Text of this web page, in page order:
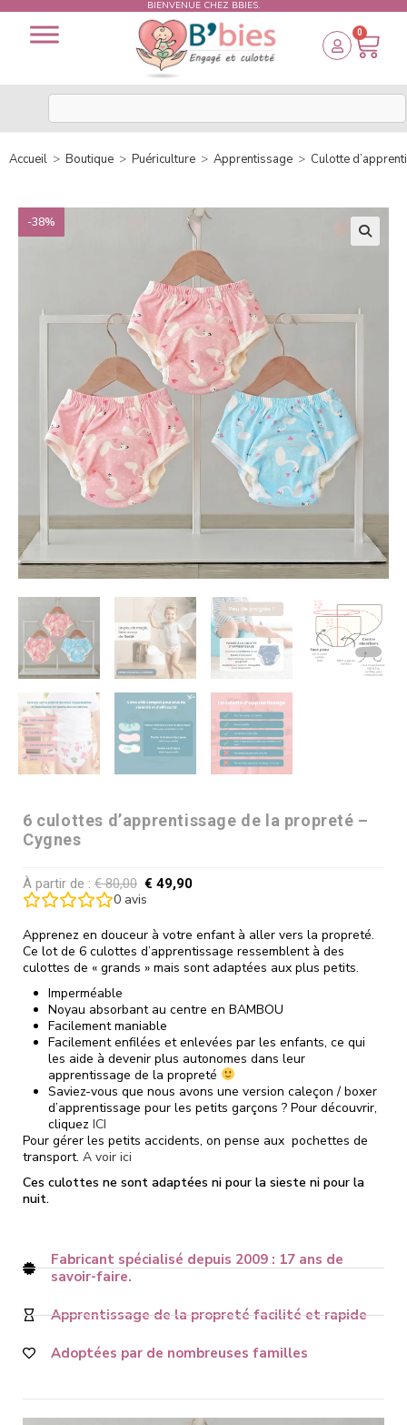
BIENVENUE CHEZ BBIES.
0
Accueil > Boutique > Puériculture > Apprentissage > Culotte
-38%
6 culottes d’apprentissage de la propreté –
Cygnes
À partir de : €80,00 € 49,90
0 avis
Apprenez en douceur à votre enfant à aller vers la propreté.
Ce lot de 6 culottes d’apprentissage ressemblent à des
culottes de « grands » mais sont adaptées aux plus petits.
Imperméable
Noyau absorbant au centre en BAMBOU
Facilement maniable
Facilement enfilées et enlevées par les enfants, ce qui
les aide à devenir plus autonomes dans leur
apprentissage de la propreté
Saviez-vous que nous avons une version caleçon / boxer
d’apprentissage pour les petits garçons ? Pour découvrir,
cliquez ICI
Pour gérer les petits accidents, on pense aux pochettes de
transport. A voir ici
Ces culottes ne sont adaptées ni pour la sieste ni pour la
nuit.
Fabricant spécialisé depuis 2009 : 17 ans de
savoir-faire.
Apprentissage de la propreté facilité et rapide
Adoptées par de nombreuses familles